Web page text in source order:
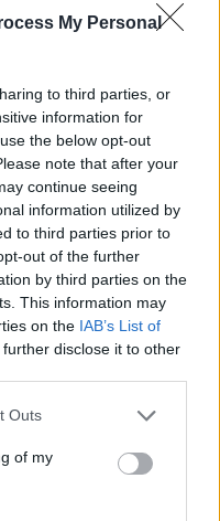
My Personal
to third parties, or
information for
the below opt-out
note that after your
continue seeing
information utilized by
to third parties prior to
out of the further
by third parties on the
This information may
on the IAB’s List of
disclose it to other
Outs
of my
de minden
a hétköznapok függönye
nőt a jól legyártott álarcok